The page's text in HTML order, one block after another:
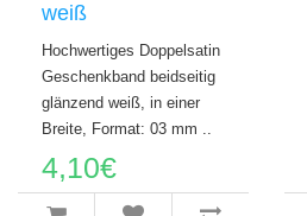
weiß
Hochwertiges Doppelsatin
Geschenkband beidseitig
glänzend weiß, in einer
Breite, Format: 03 mm ..
4,10€